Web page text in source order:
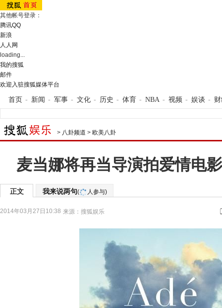
其他帐号登录：
腾讯QQ
新浪
人人网
loading...
我的搜狐
邮件
欢迎入驻搜狐媒体平台
首页 - 新闻 - 军事 - 文化 - 历史 - 体育 - NBA - 视频 - 娱谈 -
> 八卦频道 > 欧美八卦
麦当娜将再当导演拍爱情电
正文 我来说两句( 人参与)
2014年03月27日10:38 来源： 搜狐娱乐